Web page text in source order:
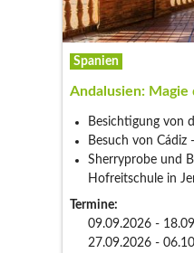
Spanien
Andalusien: Magie
Besichtigung von
Besuch von Cádiz
Sherryprobe und
Hofreitschule in
Termine:
09.09.2026 -
27.09.2026 -